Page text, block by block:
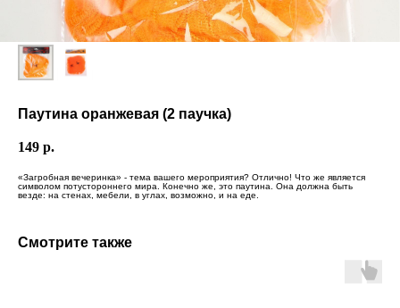
Паутина оранжевая (2 паучка)
149 р.
«Загробная вечеринка» - тема вашего мероприятия? Отлично! Что же является
символом потустороннего мира. Конечно же, это паутина. Она должна быть
везде: на стенах, мебели, в углах, возможно, и на еде.
Смотрите также